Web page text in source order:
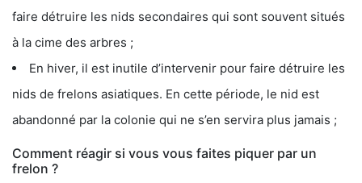
faire détruire les nids secondaires qui sont souvent situés
à la cime des arbres ;
En hiver, il est inutile d’intervenir pour faire détruire les
nids de frelons asiatiques. En cette période, le nid est
abandonné par la colonie qui ne s’en servira plus jamais ;
Comment réagir si vous vous faites piquer par un
frelon ?